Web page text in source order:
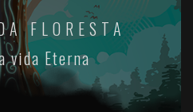
FLORESTA
vida Eterna